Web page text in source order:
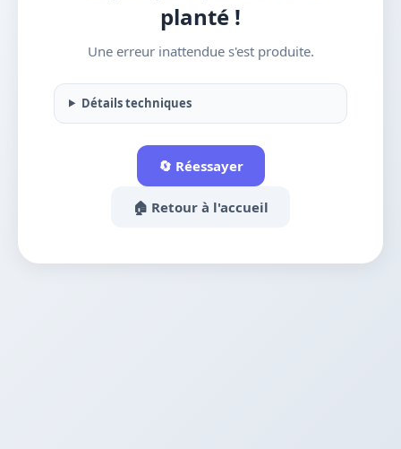
planté !
Une erreur inattendue s'est produite.
Détails techniques
🔄 Réessayer
🏠 Retour à l'accueil